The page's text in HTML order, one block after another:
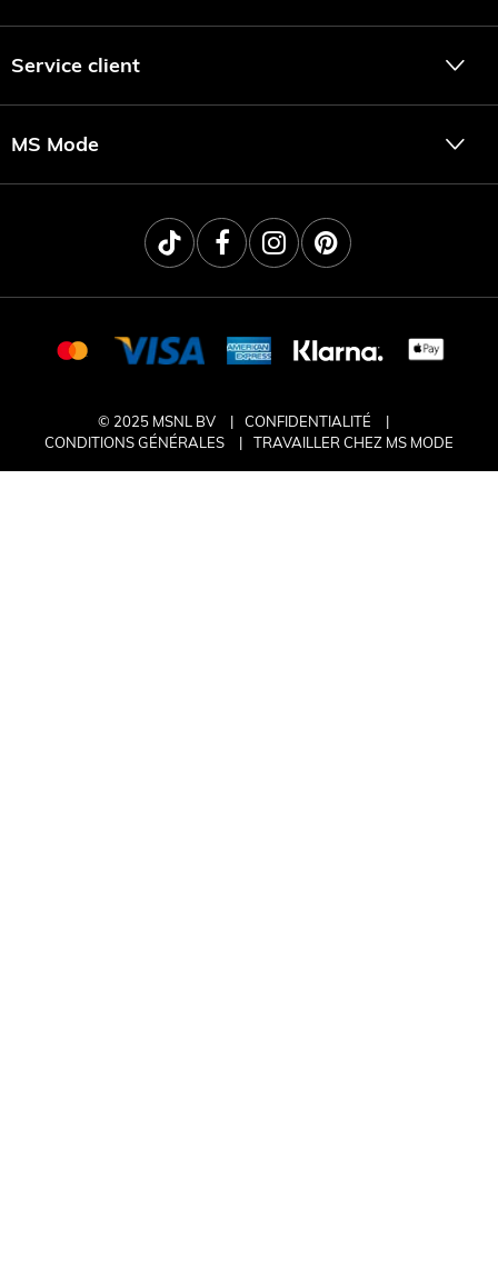
Service client
MS Mode
© 2025 MSNL BV
CONFIDENTIALITÉ
CONDITIONS GÉNÉRALES
TRAVAILLER CHEZ MS MODE